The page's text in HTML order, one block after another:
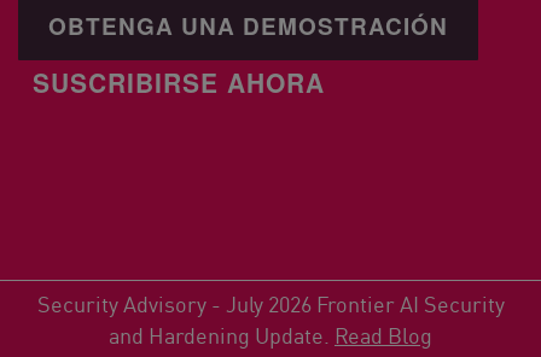
OBTENGA UNA DEMOSTRACIÓN
SUSCRIBIRSE AHORA
Security Advisory - July 2026 Frontier AI Security
and Hardening Update. Read Blog